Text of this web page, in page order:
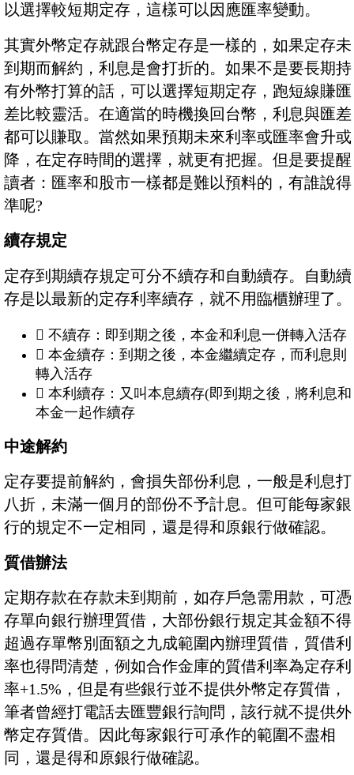
以選擇較短期定存，這樣可以因應匯率變動。
其實外幣定存就跟台幣定存是一樣的，如果定存未
到期而解約，利息是會打折的。如果不是要長期持
有外幣打算的話，可以選擇短期定存，跑短線賺匯
差比較靈活。在適當的時機換回台幣，利息與匯差
都可以賺取。當然如果預期未來利率或匯率會升或
降，在定存時間的選擇，就更有把握。但是要提醒
讀者：匯率和股市一樣都是難以預料的，有誰說得
準呢?
續存規定
定存到期續存規定可分不續存和自動續存。自動續
存是以最新的定存利率續存，就不用臨櫃辦理了。
 不續存：即到期之後，本金和利息一併轉入活存
 本金續存：到期之後，本金繼續定存，而利息則
轉入活存
 本利續存：又叫本息續存(即到期之後，將利息和
本金一起作續存
中途解約
定存要提前解約，會損失部份利息，一般是利息打
八折，未滿一個月的部份不予計息。但可能每家銀
行的規定不一定相同，還是得和原銀行做確認。
質借辦法
定期存款在存款未到期前，如存戶急需用款，可憑
存單向銀行辦理質借，大部份銀行規定其金額不得
超過存單幣別面額之九成範圍內辦理質借，質借利
率也得問清楚，例如合作金庫的質借利率為定存利
率+1.5%，但是有些銀行並不提供外幣定存質借，
筆者曾經打電話去匯豐銀行詢問，該行就不提供外
幣定存質借。因此每家銀行可承作的範圍不盡相
同，還是得和原銀行做確認。